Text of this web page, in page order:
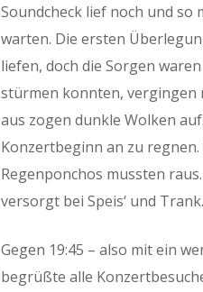
Soundcheck lief noch und so
warten. Die ersten
liefen, doch die Sorgen
stürmen konnten, vergingen
aus zogen dunkle Wolken
Konzertbeginn an zu
Regenponchos mussten
versorgt bei Speis‘ und Trank.
Gegen 19:45 – also mit ein
begrüßte alle